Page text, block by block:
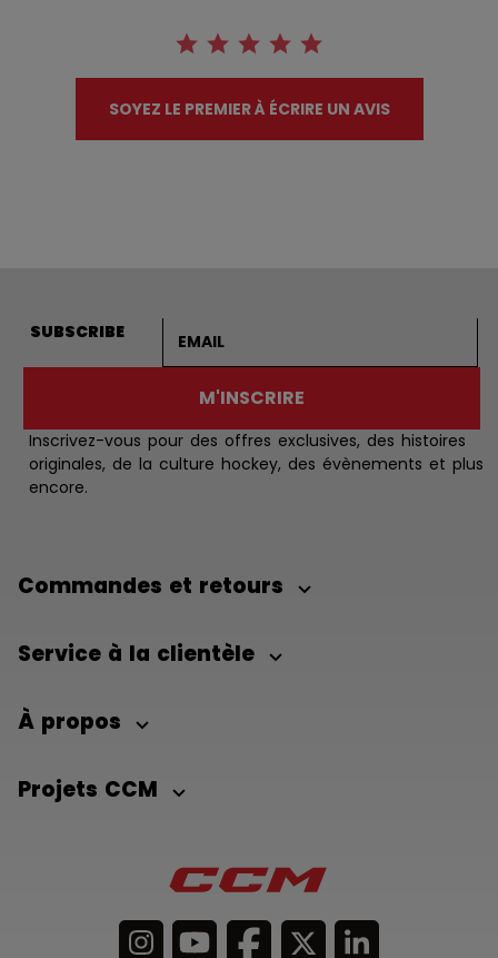
SOYEZ LE PREMIER À ÉCRIRE UN AVIS
SUBSCRIBE
M'INSCRIRE
Inscrivez-vous pour des offres exclusives, des histoires
originales, de la culture hockey, des évènements et plus
encore.
Commandes et retours
Service à la clientèle
À propos
Projets CCM